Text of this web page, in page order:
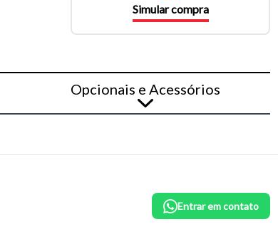
Simular compra
Opcionais e Acessórios
Entrar em contato